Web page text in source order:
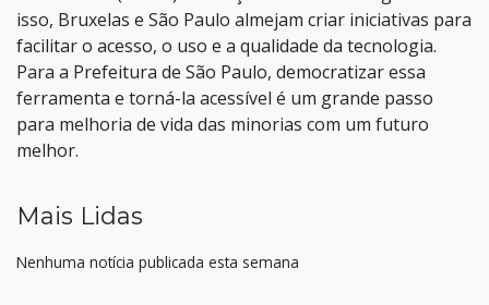
isso, Bruxelas e São Paulo almejam criar iniciativas para
facilitar o acesso, o uso e a qualidade da tecnologia.
Para a Prefeitura de São Paulo, democratizar essa
ferramenta e torná-la acessível é um grande passo
para melhoria de vida das minorias com um futuro
melhor.
Mais Lidas
Nenhuma notícia publicada esta semana